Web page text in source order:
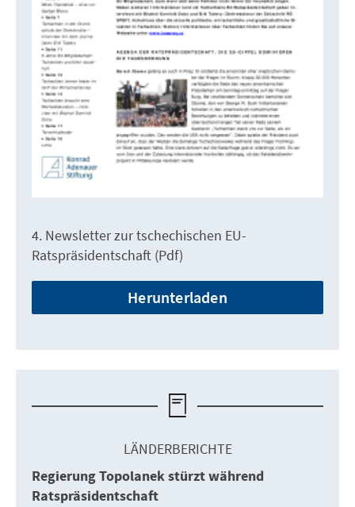
4. Newsletter zur tschechischen EU-
Ratspräsidentschaft (Pdf)
Herunterladen
LÄNDERBERICHTE
Regierung Topolanek stürzt während
Ratspräsidentschaft